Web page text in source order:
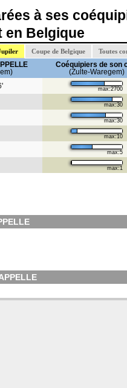
à ses
en Belgique
Coupe de Belgique Toutes
Coéquipiers de son
(Zulte-Waregem)
max:2700
max:30
max:30
max:10
max:5
max:1